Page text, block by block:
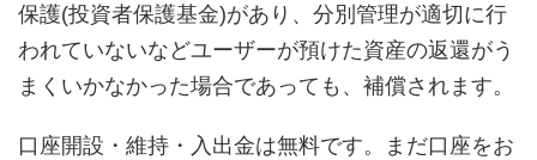
保護(投資者保護基金)があり、分別管理が適切に行
われていないなどユーザーが預けた資産の返還がう
まくいかなかった場合であっても、補償されます。
口座開設・維持・入出金は無料です。まだ口座をお